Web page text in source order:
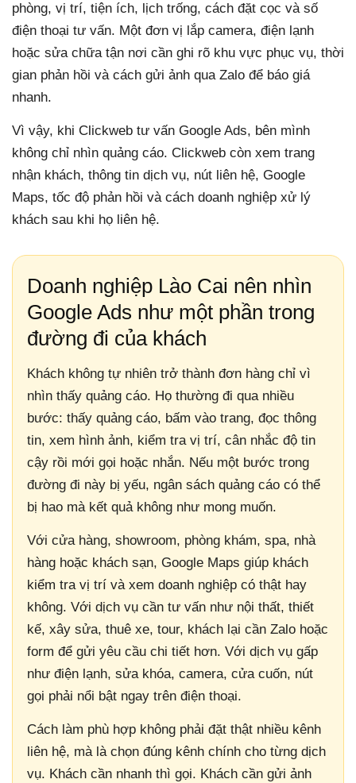
phòng, vị trí, tiện ích, lịch trống, cách đặt cọc và số
điện thoại tư vấn. Một đơn vị lắp camera, điện lạnh
hoặc sửa chữa tận nơi cần ghi rõ khu vực phục vụ, thời
gian phản hồi và cách gửi ảnh qua Zalo để báo giá
nhanh.
Vì vậy, khi Clickweb tư vấn Google Ads, bên mình
không chỉ nhìn quảng cáo. Clickweb còn xem trang
nhận khách, thông tin dịch vụ, nút liên hệ, Google
Maps, tốc độ phản hồi và cách doanh nghiệp xử lý
khách sau khi họ liên hệ.
Doanh nghiệp Lào Cai nên nhìn
Google Ads như một phần trong
đường đi của khách
Khách không tự nhiên trở thành đơn hàng chỉ vì
nhìn thấy quảng cáo. Họ thường đi qua nhiều
bước: thấy quảng cáo, bấm vào trang, đọc thông
tin, xem hình ảnh, kiểm tra vị trí, cân nhắc độ tin
cậy rồi mới gọi hoặc nhắn. Nếu một bước trong
đường đi này bị yếu, ngân sách quảng cáo có thể
bị hao mà kết quả không như mong muốn.
Với cửa hàng, showroom, phòng khám, spa, nhà
hàng hoặc khách sạn, Google Maps giúp khách
kiểm tra vị trí và xem doanh nghiệp có thật hay
không. Với dịch vụ cần tư vấn như nội thất, thiết
kế, xây sửa, thuê xe, tour, khách lại cần Zalo hoặc
form để gửi yêu cầu chi tiết hơn. Với dịch vụ gấp
như điện lạnh, sửa khóa, camera, cửa cuốn, nút
gọi phải nổi bật ngay trên điện thoại.
Cách làm phù hợp không phải đặt thật nhiều kênh
liên hệ, mà là chọn đúng kênh chính cho từng dịch
vụ. Khách cần nhanh thì gọi. Khách cần gửi ảnh